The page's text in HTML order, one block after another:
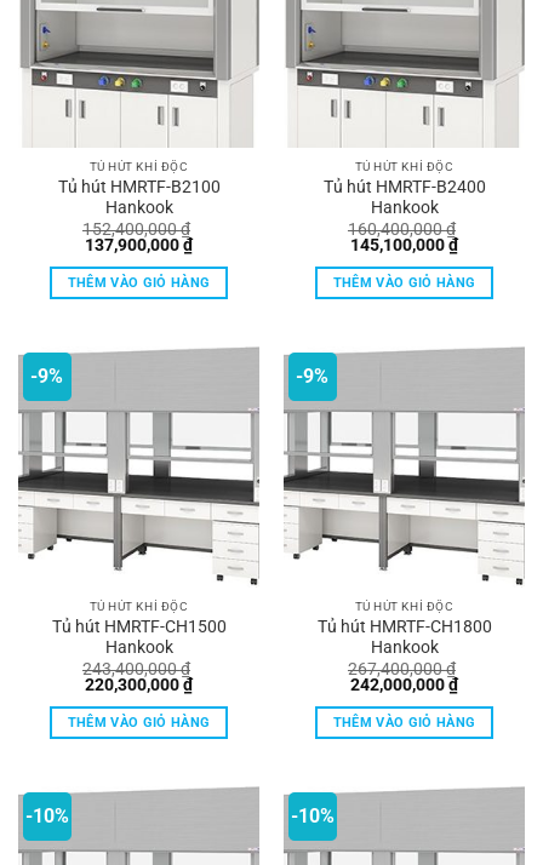
TỦ HÚT KHÍ ĐỘC
Tủ hút HMRTF-B2100
Hankook
152,400,000₫
Giá
là:
152,400,000 ₫.
137,900,000₫Giá
hiện
tại
là:
THÊM VÀO GIỎ HÀNG
TỦ HÚT KHÍ ĐỘC
Tủ hút HMRTF-B2400
Hankook
160,400,000₫
Giá
là:
160,400,000 ₫.
145,100,000₫Giá
hiện
tại
là:
THÊM VÀO GIỎ HÀNG
-9%
TỦ HÚT KHÍ ĐỘC
Tủ hút HMRTF-CH1500
Hankook
243,400,000₫
Giá
là:
243,400,000 ₫.
220,300,000₫Giá
hiện
tại
là:
THÊM VÀO GIỎ HÀNG
-9%
TỦ HÚT KHÍ ĐỘC
Tủ hút HMRTF-CH1800
Hankook
267,400,000₫
Giá
là:
267,400,000 ₫.
242,000,000₫Giá
hiện
tại
là:
THÊM VÀO GIỎ HÀNG
-10% -10%